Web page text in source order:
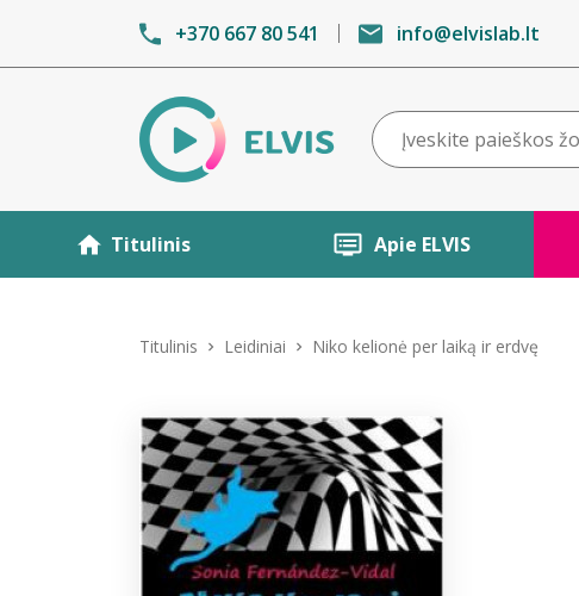
+370 667 80 541 info@elvislab.lt
Titulinis Apie ELVIS
Titulinis Leidiniai Niko kelionė per laiką ir erdvę